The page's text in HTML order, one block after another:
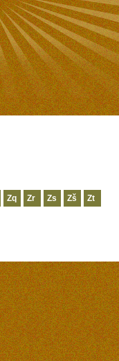
Zq Zr Zs Zš
Zt